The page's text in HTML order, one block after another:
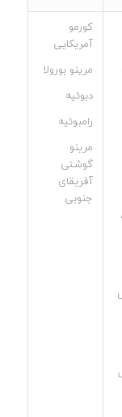
کورمو
آمریکایی
مرینو بورولا
دبوئیه
رامبوئیه
مرینو
گوشتی
آفریقای
جنوبی